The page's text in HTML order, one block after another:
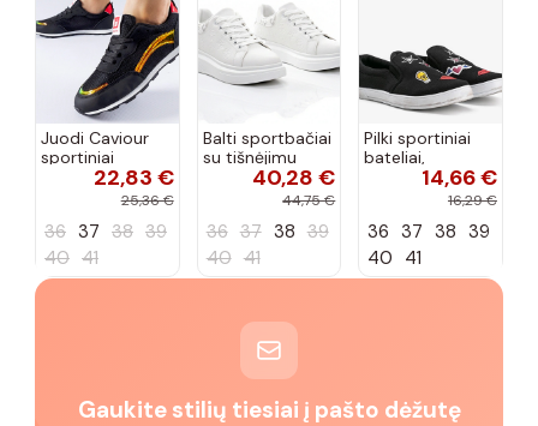
Juodi Caviour
sportiniai
sportbačiai22,83 €
25,36 €
36 37 38 39
40 41
Balti sportbačiai
su tišnėjimu
Peyton40,28 €
44,75 €
36 37 38 39
40 41
Pilki sportiniai
bateliai,
„Justice"14,66 €
16,29 €
36 37 38 39
40 41
Gaukite stilių tiesiai į pašto dėžutę